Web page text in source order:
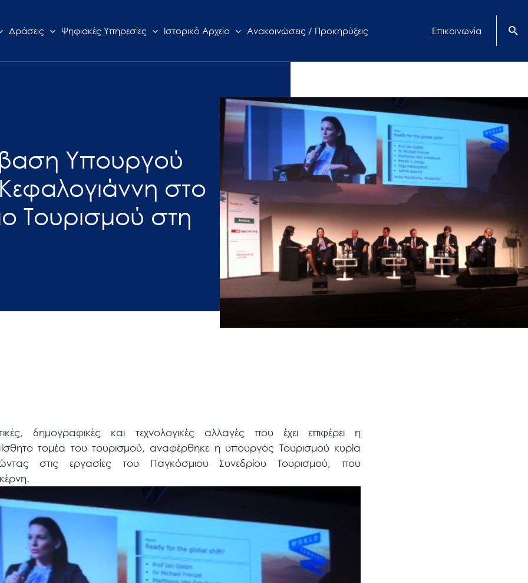
Δράσεις Ψηφιακές Υπηρεσίες Ιστορικό Αρχείο Ανακοινώσεις / Προκηρύξεις Επικοινωνία
Υπουργού
στο
Τουρισμού στη
δημογραφικές και τεχνολογικές αλλαγές που έχει επιφέρει η
τομέα του τουρισμού, αναφέρθηκε η υπουργός Τουρισμού κυρία
στις εργασίες του Παγκόσμιου Συνεδρίου Τουρισμού, που